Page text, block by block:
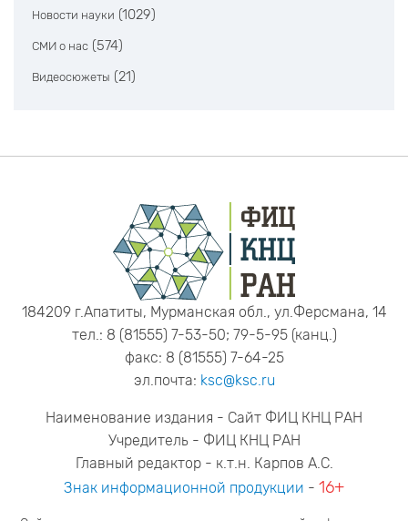
Новости науки (1029)
СМИ о нас (574)
Видеосюжеты (21)
184209 г.Апатиты, Мурманская обл., ул.Ферсмана, 14
тел.: 8 (81555) 7-53-50; 79-5-95 (канц.)
факс: 8 (81555) 7-64-25
эл.почта: ksc@ksc.ru
Наименование издания - Сайт ФИЦ КНЦ РАН
Учредитель - ФИЦ КНЦ РАН
Главный редактор - к.т.н. Карпов А.С.
Знак информационной продукции - 16+